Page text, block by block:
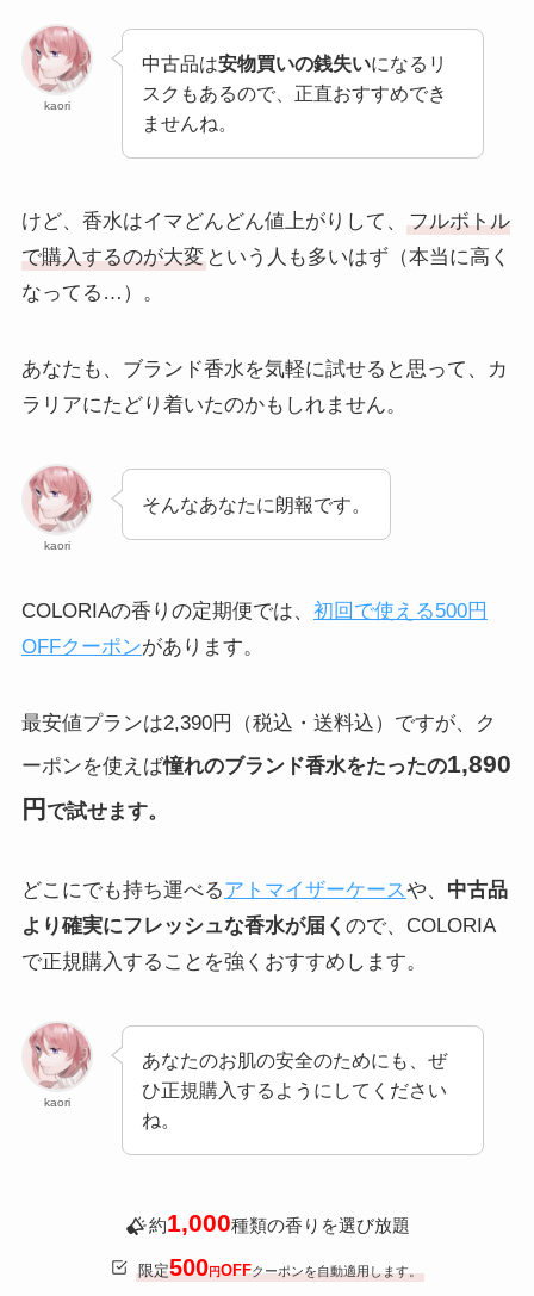
kaori
中古品は安物買いの銭失いになるリ
スクもあるので、正直おすすめでき
ませんね。
けど、香水はイマどんどん値上がりして、
フルボトル
で購入するのが大変という人も多いはず（本当に高く
なってる…）。
あなたも、ブランド香水を気軽に試せると思って、カ
ラリアにたどり着いたのかもしれません。
kaori
そんなあなたに朗報です。
COLORIAの香りの定期便では、 初回で使える500円
OFFクーポンがあります。
最安値プランは2,390円（税込・送料込）ですが、ク
ーポンを使えば憧れのブランド香水をたったの1,890
円 で試せます。
どこにでも持ち運べるアトマイザーケースや、 中古品
より確実にフレッシュな香水が届く ので、COLORIA
で正規購入することを強くおすすめします。
kaori
あなたのお肌の安全のためにも、ぜ
ひ正規購入するようにしてください
ね。
約1,000種類の香りを選び放題
限定500円OFFクーポンを自動適用します。